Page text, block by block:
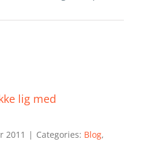
lig med
2011 | Categories: Blog,